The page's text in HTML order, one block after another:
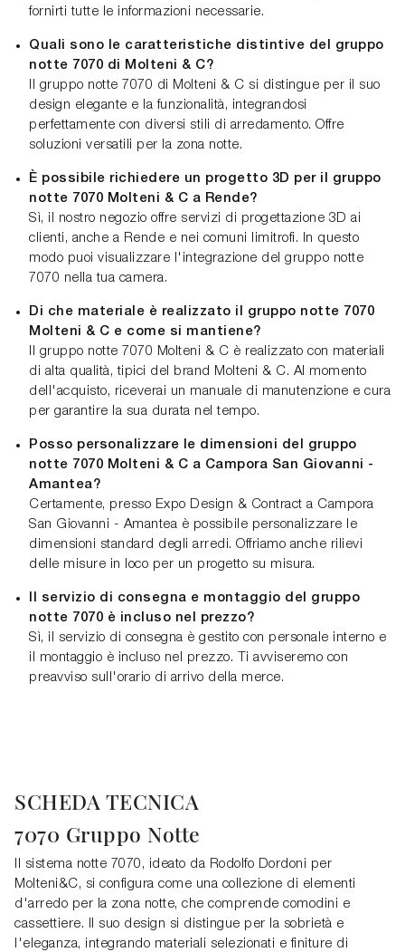
fornirti tutte le informazioni necessarie.
Quali sono le caratteristiche distintive del gruppo
notte 7070 di Molteni & C?
Il gruppo notte 7070 di Molteni & C si distingue per il suo
design elegante e la funzionalità, integrandosi
perfettamente con diversi stili di arredamento. Offre
soluzioni versatili per la zona notte.
È possibile richiedere un progetto 3D per il gruppo
notte 7070 Molteni & C a Rende?
Sì, il nostro negozio offre servizi di progettazione 3D ai
clienti, anche a Rende e nei comuni limitrofi. In questo
modo puoi visualizzare l'integrazione del gruppo notte
7070 nella tua camera.
Di che materiale è realizzato il gruppo notte 7070
Molteni & C e come si mantiene?
Il gruppo notte 7070 Molteni & C è realizzato con materiali
di alta qualità, tipici del brand Molteni & C. Al momento
dell'acquisto, riceverai un manuale di manutenzione e cura
per garantire la sua durata nel tempo.
Posso personalizzare le dimensioni del gruppo
notte 7070 Molteni & C a Campora San Giovanni -
Amantea?
Certamente, presso Expo Design & Contract a Campora
San Giovanni - Amantea è possibile personalizzare le
dimensioni standard degli arredi. Offriamo anche rilievi
delle misure in loco per un progetto su misura.
Il servizio di consegna e montaggio del gruppo
notte 7070 è incluso nel prezzo?
Sì, il servizio di consegna è gestito con personale interno e
il montaggio è incluso nel prezzo. Ti avviseremo con
preavviso sull'orario di arrivo della merce.
SCHEDA TECNICA
7070 Gruppo Notte
Il sistema notte 7070, ideato da Rodolfo Dordoni per
Molteni&C, si configura come una collezione di elementi
d'arredo per la zona notte, che comprende comodini e
cassettiere. Il suo design si distingue per la sobrietà e
l'eleganza, integrando materiali selezionati e finiture di